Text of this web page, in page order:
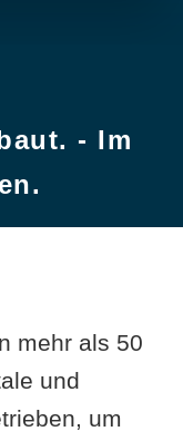
- Im
mehr als 50
und
um